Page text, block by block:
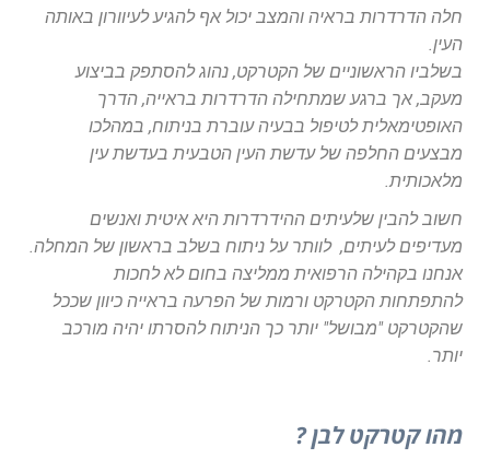
חלה הדרדרות בראיה והמצב יכול אף להגיע לעיוורון באותה
העין.
בשלביו הראשוניים של הקטרקט, נהוג להסתפק בביצוע
מעקב, אך ברגע שמתחילה הדרדרות בראייה, הדרך
האופטימאלית לטיפול בבעיה עוברת בניתוח, במהלכו
מבצעים החלפה של עדשת העין הטבעית בעדשת עין
מלאכותית.
חשוב להבין שלעיתים ההידרדרות היא איטית ואנשים
מעדיפים לעיתים, לוותר על ניתוח בשלב בראשון של המחלה.
אנחנו בקהילה הרפואית ממליצה בחום לא לחכות
להתפתחות הקטרקט ורמות של הפרעה בראייה כיוון שככל
שהקטרקט "מבושל" יותר כך הניתוח להסרתו יהיה מורכב
יותר.
מהו קטרקט לבן ?